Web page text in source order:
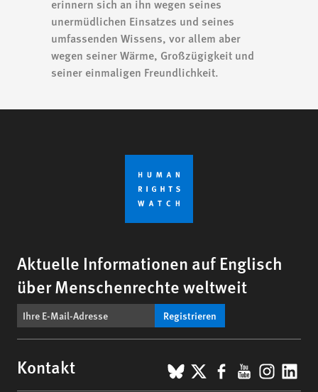
erinnern sich an ihn wegen seines
unermüdlichen Einsatzes und seines
umfassenden Wissens, vor allem aber
wegen seiner Wärme, Großzügigkeit und
seiner einmaligen Freundlichkeit.
Aktuelle Informationen auf Englisch
über Menschenrechte weltweit
Registrieren
Kontakt BlueSky
X Facebook
YouTube